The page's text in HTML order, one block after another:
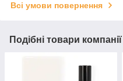
Всі умови повернення
Подібні товари компанії